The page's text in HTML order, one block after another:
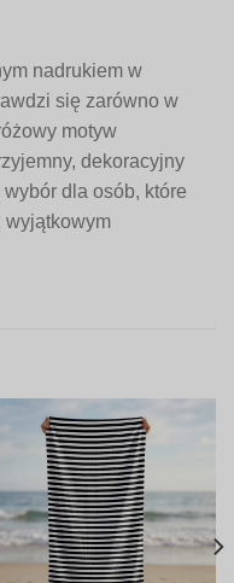
nadrukiem w
się zarówno w
motyw
dekoracyjny
dla osób, które
wyjątkowym